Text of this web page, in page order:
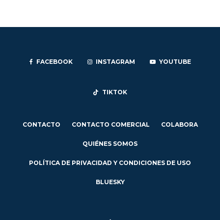
FACEBOOK INSTAGRAM YOUTUBE
TIKTOK
CONTACTO CONTACTO COMERCIAL COLABORA
QUIÉNES SOMOS
POLÍTICA DE PRIVACIDAD Y CONDICIONES DE USO
BLUESKY